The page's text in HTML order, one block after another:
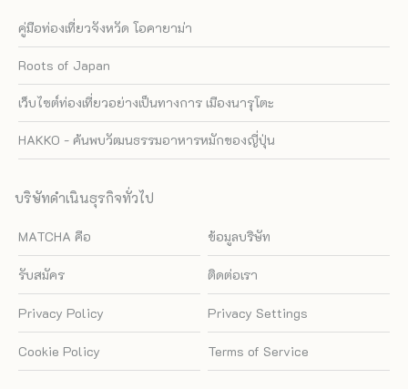
คู่มือท่องเที่ยวจังหวัด โอคายาม่า
Roots of Japan
เว็บไซต์ท่องเที่ยวอย่างเป็นทางการ เมืองนารุโตะ
HAKKO - ค้นพบวัฒนธรรมอาหารหมักของญี่ปุ่น
บริษัทดำเนินธุรกิจทั่วไป
MATCHA คือ ข้อมูลบริษัท
รับสมัคร ติดต่อเรา
Privacy Policy Privacy Settings
Cookie Policy Terms of Service